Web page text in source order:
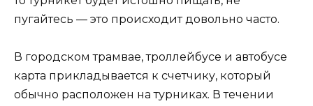
пугайтесь — это происходит довольно часто.
В городском трамвае, троллейбусе и автобусе
карта прикладывается к счетчику, который
обычно расположен на турниках. В течении